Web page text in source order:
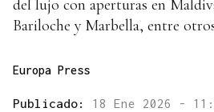
del lujo con aperturas en
Bariloche y Marbella, entre
Europa Press
Publicado: 18 Ene 2026 -